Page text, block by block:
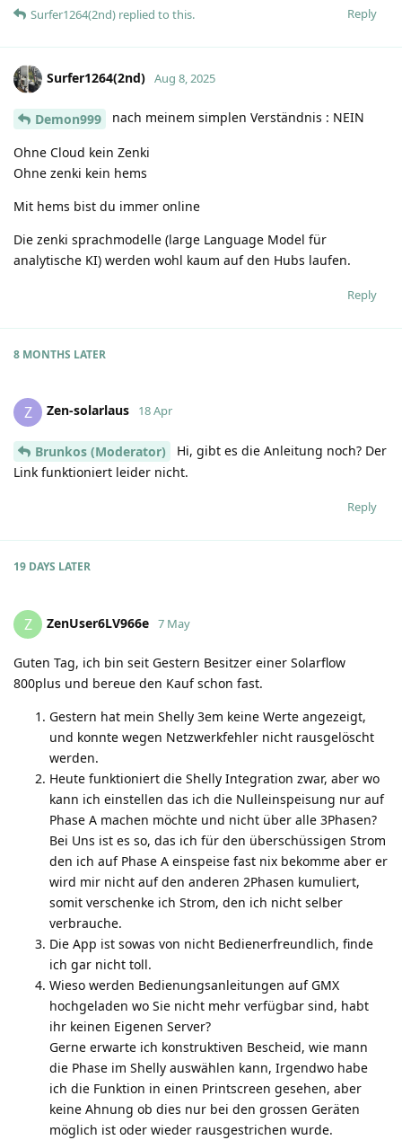
Reply
Surfer1264(2nd) replied to this.
Surfer1264(2nd) Aug 8, 2025
Demon999 nach meinem simplen Verständnis : NEIN
Ohne Cloud kein Zenki
Ohne zenki kein hems
Mit hems bist du immer online
Die zenki sprachmodelle (large Language Model für
analytische KI) werden wohl kaum auf den Hubs laufen.
Reply
8 MONTHS LATER
Z Zen-solarlaus 18 Apr
Brunkos (Moderator)
Hi, gibt es die Anleitung noch? Der
Link funktioniert leider nicht.
Reply
19 DAYS LATER
Z ZenUser6LV966e 7 May
Guten Tag, ich bin seit Gestern Besitzer einer Solarflow
800plus und bereue den Kauf schon fast.
Gestern hat mein Shelly 3em keine Werte angezeigt,
und konnte wegen Netzwerkfehler nicht rausgelöscht
werden.
Heute funktioniert die Shelly Integration zwar, aber wo
kann ich einstellen das ich die Nulleinspeisung nur auf
Phase A machen möchte und nicht über alle 3Phasen?
Bei Uns ist es so, das ich für den überschüssigen Strom
den ich auf Phase A einspeise fast nix bekomme aber er
wird mir nicht auf den anderen 2Phasen kumuliert,
somit verschenke ich Strom, den ich nicht selber
verbrauche.
Die App ist sowas von nicht Bedienerfreundlich, finde
ich gar nicht toll.
Wieso werden Bedienungsanleitungen auf GMX
hochgeladen wo Sie nicht mehr verfügbar sind, habt
ihr keinen Eigenen Server?
Gerne erwarte ich konstruktiven Bescheid, wie mann
die Phase im Shelly auswählen kann, Irgendwo habe
ich die Funktion in einen Printscreen gesehen, aber
keine Ahnung ob dies nur bei den grossen Geräten
möglich ist oder wieder rausgestrichen wurde.